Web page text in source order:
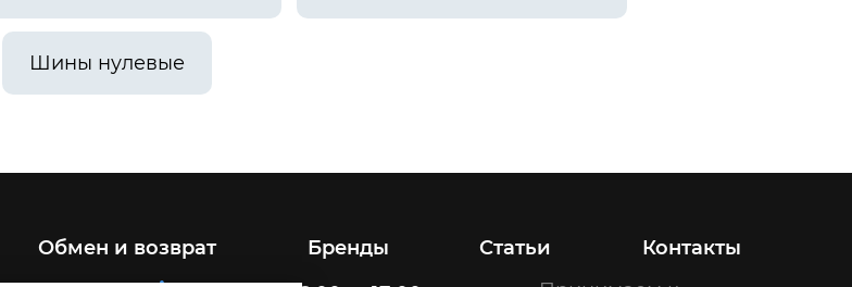
Шины нулевые
Обмен и возврат Бренды Статьи
Контакты